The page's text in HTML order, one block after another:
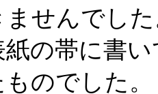
ませんでし
紙の帯に書
のでした。